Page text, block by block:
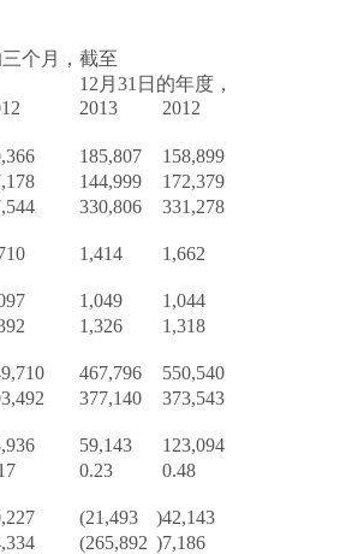
个月， 截至
12月31日的年度，
2013
2012
185,807
158,899
144,999
172,379
330,806 331,278
1,414 1,662
1,049
1,044
1,326 1,318
467,796
550,540
377,140 373,543
59,143
123,094
0.23 0.48
(21,493 )42,143
(265,892 )7,186